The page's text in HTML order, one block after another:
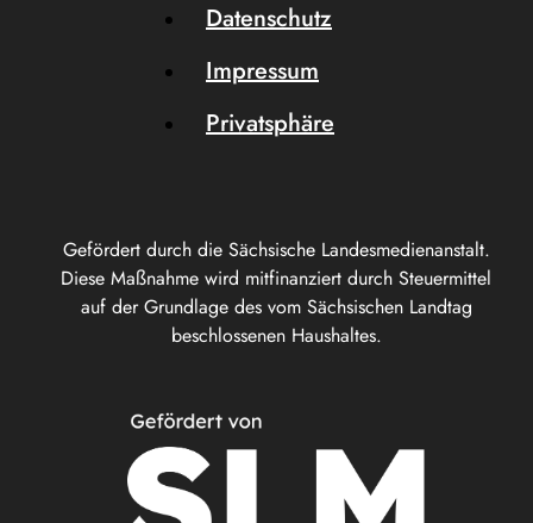
Gefördert durch die Sächsische Landesmedienanstalt.
Diese Maßnahme wird mitfinanziert durch Steuermittel
auf der Grundlage des vom Sächsischen Landtag
beschlossenen Haushaltes.
Datenschutz
Impressum
Privatsphäre